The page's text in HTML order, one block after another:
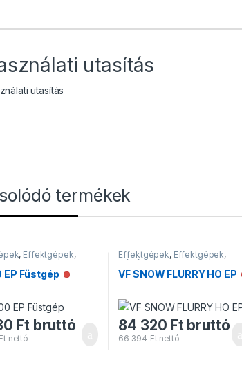
utasítás
utasítás
termékek
, Effektgépek,
EP Füstgép Nincs raktáron
Ftbruttó
nettó
Effektgépek, Effektgépek,
Hógépek
VF SNOW FLURRY HO EP
84 320 Ftbruttó
66 394 Ftnettó